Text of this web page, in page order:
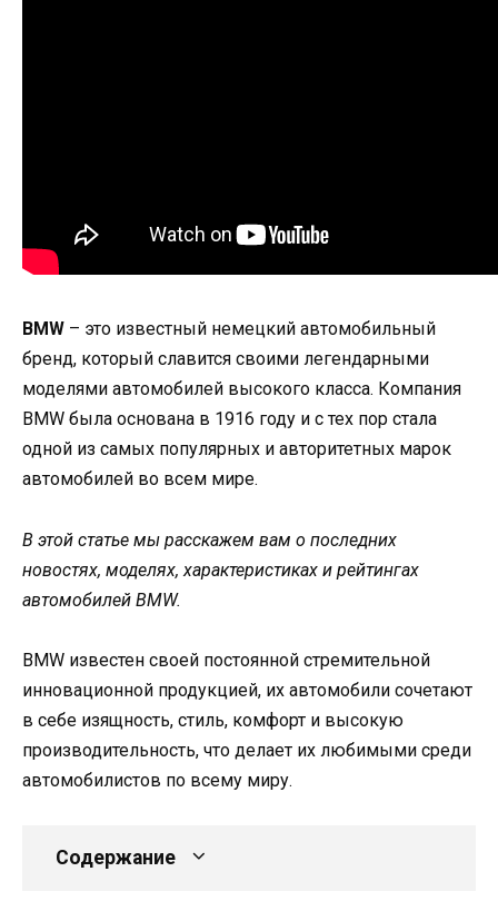
BMW – это известный немецкий автомобильный
бренд, который славится своими легендарными
моделями автомобилей высокого класса. Компания
BMW была основана в 1916 году и с тех пор стала
одной из самых популярных и авторитетных марок
автомобилей во всем мире.
В этой статье мы расскажем вам о последних
новостях, моделях, характеристиках и рейтингах
автомобилей BMW.
BMW известен своей постоянной стремительной
инновационной продукцией, их автомобили сочетают
в себе изящность, стиль, комфорт и высокую
производительность, что делает их любимыми среди
автомобилистов по всему миру.
Содержание